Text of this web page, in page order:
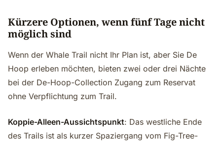
Kürzere Optionen, wenn fünf Tage nicht
möglich sind
Wenn der Whale Trail nicht Ihr Plan ist, aber Sie De
Hoop erleben möchten, bieten zwei oder drei Nächte
bei der De-Hoop-Collection Zugang zum Reservat
ohne Verpflichtung zum Trail.
Koppie-Alleen-Aussichtspunkt: Das westliche Ende
des Trails ist als kurzer Spaziergang vom Fig-Tree-